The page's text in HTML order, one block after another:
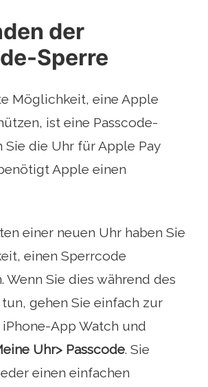
der
Sperre
Möglichkeit, eine Apple
ist eine Passcode-
Sie die Uhr für Apple Pay
Apple einen
einer neuen Uhr haben Sie
einen Sperrcode
Wenn Sie dies während des
gehen Sie einfach zur
App Watch und
Uhr> Passcode. Sie
einen einfachen